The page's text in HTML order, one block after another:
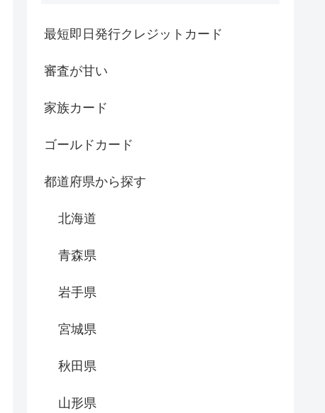
最短即日発行クレジットカード
審査が甘い
家族カード
ゴールドカード
都道府県から探す
北海道
青森県
岩手県
宮城県
秋田県
山形県